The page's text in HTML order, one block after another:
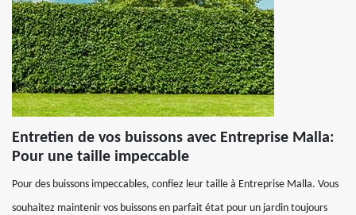
Entretien de vos buissons avec Entreprise Malla:
Pour une taille impeccable
Pour des buissons impeccables, confiez leur taille à Entreprise Malla. Vous
souhaitez maintenir vos buissons en parfait état pour un jardin toujours